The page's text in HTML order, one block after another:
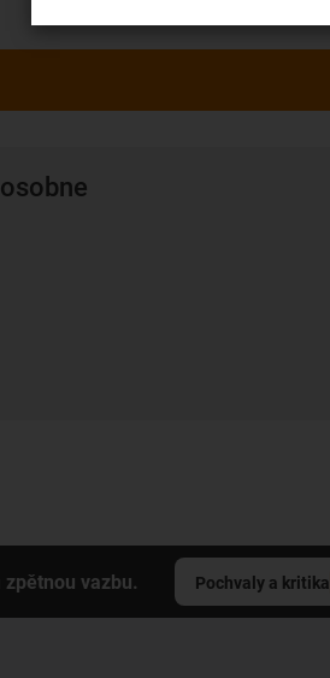
vazbu. Pochvaly a kritika